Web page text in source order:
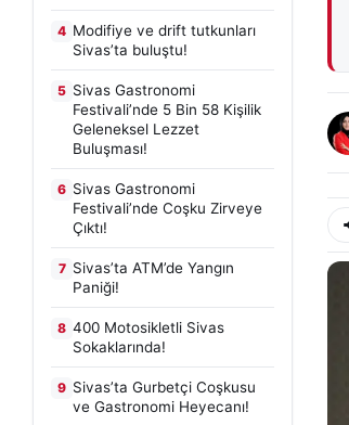
4 Modifiye ve drift tutkunları
Sivas’ta buluştu!
5 Sivas Gastronomi
Festivali’nde 5 Bin 58 Kişilik
Geleneksel Lezzet
Buluşması!
6 Sivas Gastronomi
Festivali’nde Coşku Zirveye
Çıktı!
7 Sivas’ta ATM’de Yangın
Paniği!
8 400 Motosikletli Sivas
Sokaklarında!
9 Sivas’ta Gurbetçi Coşkusu
ve Gastronomi Heyecanı!